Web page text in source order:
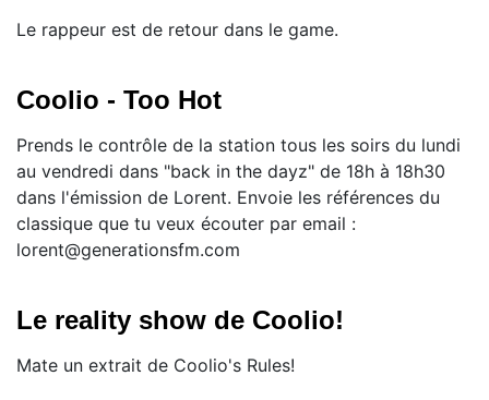
Le rappeur est de retour dans le game.
Coolio - Too Hot
Prends le contrôle de la station tous les soirs du lundi
au vendredi dans "back in the dayz" de 18h à 18h30
dans l'émission de Lorent. Envoie les références du
classique que tu veux écouter par email :
lorent@generationsfm.com
Le reality show de Coolio!
Mate un extrait de Coolio's Rules!